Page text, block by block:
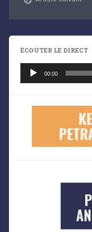
ÉCOUTER LE DIRECT
audio
00:00